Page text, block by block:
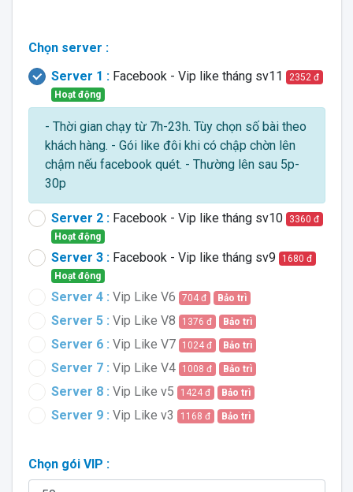
Chọn server :
Server 1 :Facebook - Vip like tháng sv11
2352 đ
Hoạt động
- Thời gian chạy từ 7h-23h. Tùy chọn số bài theo
khách hàng. - Gói like đôi khi có chập chờn lên
chậm nếu facebook quét. - Thường lên sau 5p-
30p
Server 2 :Facebook - Vip like tháng sv10
3360 đ
Hoạt động
Server 3 :Facebook - Vip like tháng sv9
1680 đ
Hoạt động
Server 4 : Vip Like V6 704 đ Bảo trì
Server 5 : Vip Like V8 1376 đ Bảo trì
Server 6 : Vip Like V7 1024 đ Bảo trì
Server 7 : Vip Like V4 1008 đ Bảo trì
Server 8 : Vip Like v5 1424 đ Bảo trì
Server 9 : Vip Like v3 1168 đ Bảo trì
Chọn gói VIP :